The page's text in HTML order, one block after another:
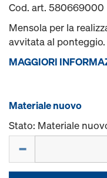
Cod. art. 580669000
Mensola per la
avvitata al ponteggio.
MAGGIORI
Materiale nuovo
Stato: Materiale